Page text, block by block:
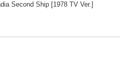
Second Ship [1978 TV Ver.]